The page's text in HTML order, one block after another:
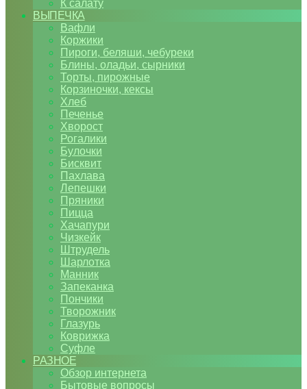
К салату
ВЫПЕЧКА
Вафли
Коржики
Пироги, беляши, чебуреки
Блины, оладьи, сырники
Торты, пирожные
Корзиночки, кексы
Хлеб
Печенье
Хворост
Рогалики
Булочки
Бисквит
Пахлава
Лепешки
Пряники
Пицца
Хачапури
Чизкейк
Штрудель
Шарлотка
Манник
Запеканка
Пончики
Творожник
Глазурь
Коврижка
Суфле
РАЗНОЕ
Обзор интернета
Бытовые вопросы